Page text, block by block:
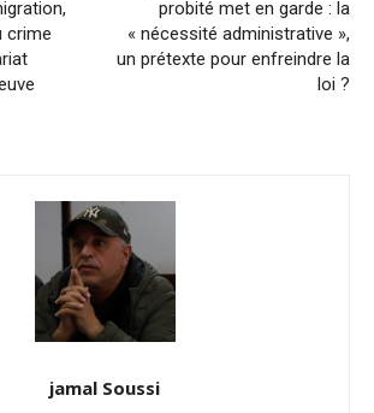
crime
probité met en garde : la
« nécessité administrative »,
un prétexte pour enfreindre la
loi ?
jamal Soussi